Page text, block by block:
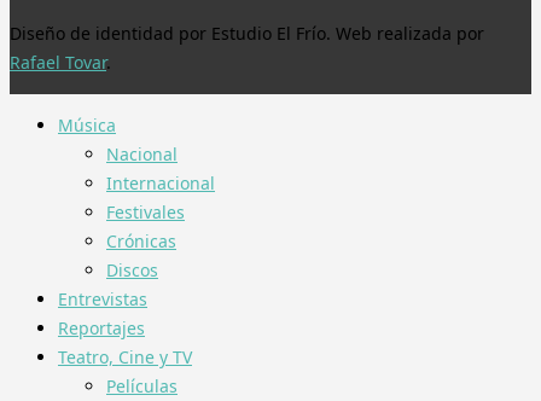
Diseño de identidad por Estudio El Frío. Web realizada por
Rafael Tovar.
Música
Nacional
Internacional
Festivales
Crónicas
Discos
Entrevistas
Reportajes
Teatro, Cine y TV
Películas